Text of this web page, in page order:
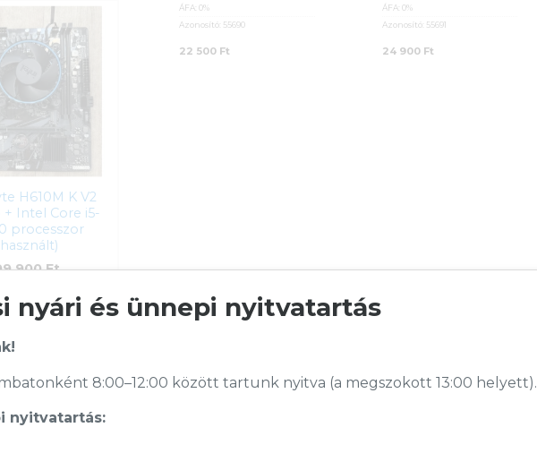
CERBERUS-GTX1050TI-
Videokártyák
12 hónap
Ft
ÁFA:0%
Azonosító: 55690
22 500 Ft
ÁFA: 0%
Azonosító: 55691
24 900 Ft
H610M K V2
+ Intel Core i5-
processzor
900Ft
Raktáron
Összevet
alaplap +
Core i5-
nyári és ünnepi nyitvatartás
8:00–12:00 között tartunk nyitva (a megszokott 13:00 helyett).
nyitvatartás: